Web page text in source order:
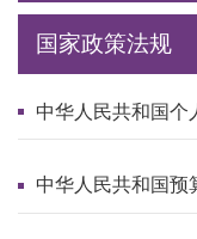
国家政策法规
中华人民共和国个
中华人民共和国预